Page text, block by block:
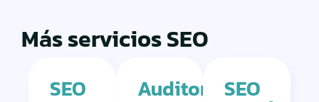
Más servicios SEO
SEO AuditoríaSEO